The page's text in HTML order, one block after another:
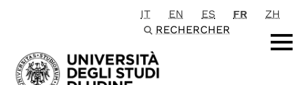
Passa al contenuto principale
IT EN ES FR
ZH
RECHERCHER